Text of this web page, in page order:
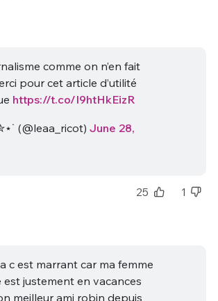
comme on n’en fait
pour cet article d’utilité
https://t.co/I9htHkEizR
(@leaa_ricot) June 28,
25 1
c est marrant car ma femme
est justement en vacances
meilleur ami robin depuis